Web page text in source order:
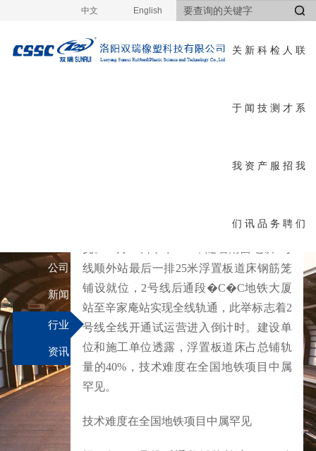
中文 English
关
于
我
们
新
闻
资
讯
科
技
产
品
检
测
服
务
人
才
招
聘
联
系
我
们
公司
新闻
行业
资讯
“2号线后通段最后一幅轨排开始吊装合
线顺外站最后一排25米浮置板道床钢筋笼
铺设就位，2号线后通段�C�C地铁大厦
站至辛家庵站实现全线轨通，此举标志着2
号线全线开通试运营进入倒计时。建设单
位和施工单位透露，浮置板道床占总铺轨
量的40%，技术难度在全国地铁项目中属
罕见。
技术难度在全国地铁项目中属罕见